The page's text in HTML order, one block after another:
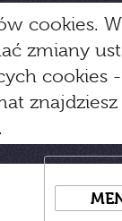
cookies.
zmiany
cookies
.